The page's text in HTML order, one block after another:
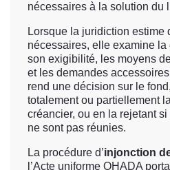
nécessaires à la solution du
Lorsque la juridiction estime
nécessaires, elle examine la
son exigibilité, les moyens
et les demandes
rend une décision sur le
totalement ou partiellement
créancier, ou en la rejetant
ne sont pas réunies.
La procédure d’injonction
l’Acte uniforme OHADA